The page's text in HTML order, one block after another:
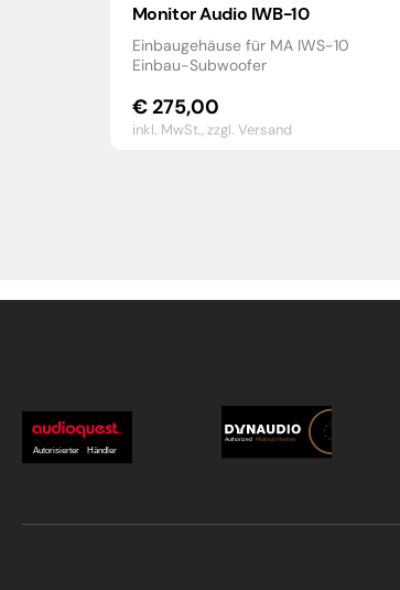
Monitor Audio IWB-10
Einbaugehäuse für MA IWS-10
Einbau-Subwoofer
€275,00
inkl. MwSt.,zzgl. Versand